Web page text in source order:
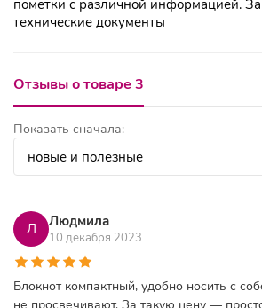
пометки с различной информацией.
технические документы
Отзывы о товаре 3
Показать сначала:
Л Людмила
10 декабря 2023
Блокнот компактный, удобно носить с
не просвечивают. За такую цену —